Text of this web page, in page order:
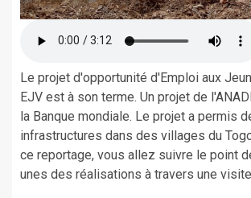
Le projet d'opportunité d'Emploi aux
EJV est à son terme. Un projet de
la Banque mondiale. Le projet a permis
infrastructures dans des villages du
ce reportage, vous allez suivre le point
unes des réalisations à travers une